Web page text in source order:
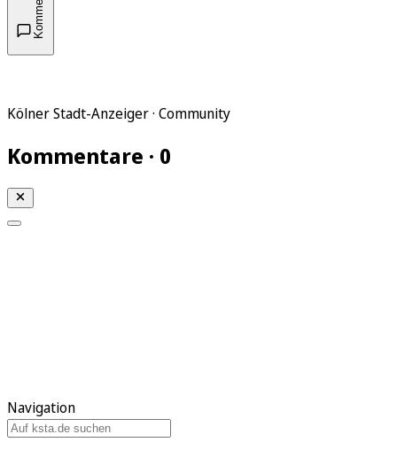
Kölner Stadt-Anzeiger · Community
Kommentare · 0
Navigation